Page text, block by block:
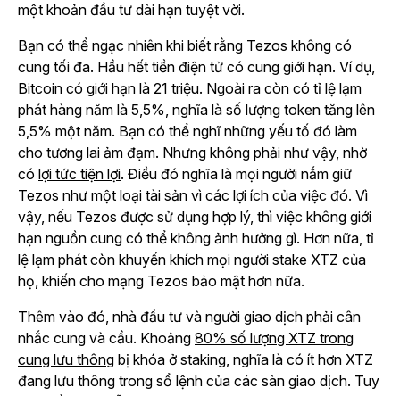
một khoản đầu tư dài hạn tuyệt vời.
Bạn có thể ngạc nhiên khi biết rằng Tezos không có
cung tối đa. Hầu hết tiền điện tử có cung giới hạn. Ví dụ,
Bitcoin có giới hạn là 21 triệu. Ngoài ra còn có tỉ lệ lạm
phát hàng năm là 5,5%, nghĩa là số lượng token tăng lên
5,5% một năm. Bạn có thể nghĩ những yếu tố đó làm
cho tương lai ảm đạm. Nhưng không phải như vậy, nhờ
có lợi tức tiện lợi. Điều đó nghĩa là mọi người nắm giữ
Tezos như một loại tài sản vì các lợi ích của việc đó. Vì
vậy, nếu Tezos được sử dụng hợp lý, thì việc không giới
hạn nguồn cung có thể không ảnh hưởng gì. Hơn nữa, tỉ
lệ lạm phát còn khuyến khích mọi người stake XTZ của
họ, khiến cho mạng Tezos bảo mật hơn nữa.
Thêm vào đó, nhà đầu tư và người giao dịch phải cân
nhắc cung và cầu. Khoảng 80% số lượng XTZ trong
cung lưu thông bị khóa ở staking, nghĩa là có ít hơn XTZ
đang lưu thông trong sổ lệnh của các sàn giao dịch. Tuy